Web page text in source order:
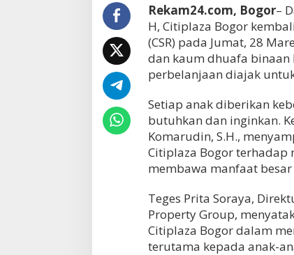
Rekam24.com, Bogor–
H, Citiplaza Bogor
(CSR) pada Jumat, 28
dan kaum dhuafa
perbelanjaan diajak
Setiap anak diberikan
butuhkan dan inginkan.
Komarudin, S.H.,
Citiplaza Bogor
membawa manfaat
Teges Prita Soraya,
Property Group,
Citiplaza Bogor dalam
terutama kepada anak-